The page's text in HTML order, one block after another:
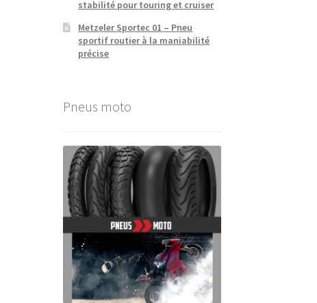
stabilité pour touring et cruiser
Metzeler Sportec 01 – Pneu
sportif routier à la maniabilité
précise
Pneus moto